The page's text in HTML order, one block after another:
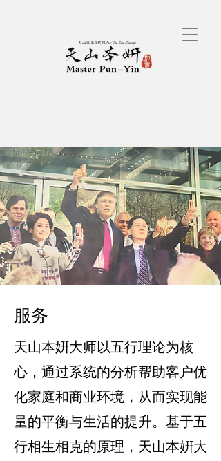
服务
天山本姸大师以五行理论为核
心，通过系统的分析帮助客户优
化家庭和商业环境，从而实现能
量的平衡与生活的提升。基于五
行相生相克的原理， 天山本姸大